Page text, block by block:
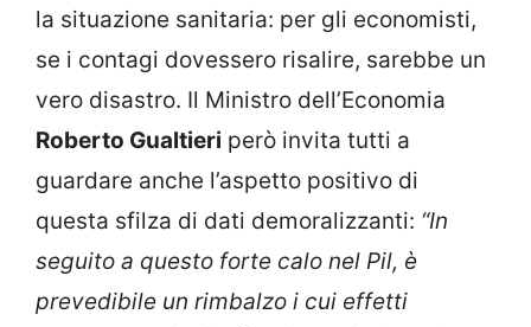
la situazione sanitaria: per gli economisti,
se i contagi dovessero risalire, sarebbe un
vero disastro. Il Ministro dell’Economia
Roberto Gualtieri però invita tutti a
guardare anche l’aspetto positivo di
questa sfilza di dati demoralizzanti: “In
seguito a questo forte calo nel Pil, è
prevedibile un rimbalzo i cui effetti